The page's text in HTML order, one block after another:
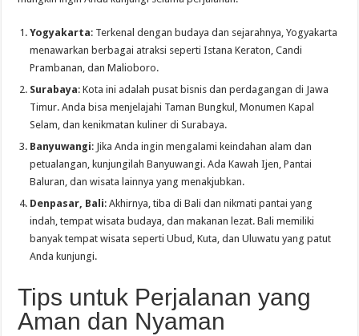
Yogyakarta: Terkenal dengan budaya dan sejarahnya, Yogyakarta
menawarkan berbagai atraksi seperti Istana Keraton, Candi
Prambanan, dan Malioboro.
Surabaya: Kota ini adalah pusat bisnis dan perdagangan di Jawa
Timur. Anda bisa menjelajahi Taman Bungkul, Monumen Kapal
Selam, dan kenikmatan kuliner di Surabaya.
Banyuwangi: Jika Anda ingin mengalami keindahan alam dan
petualangan, kunjungilah Banyuwangi. Ada Kawah Ijen, Pantai
Baluran, dan wisata lainnya yang menakjubkan.
Denpasar, Bali: Akhirnya, tiba di Bali dan nikmati pantai yang
indah, tempat wisata budaya, dan makanan lezat. Bali memiliki
banyak tempat wisata seperti Ubud, Kuta, dan Uluwatu yang patut
Anda kunjungi.
Tips untuk Perjalanan yang
Aman dan Nyaman